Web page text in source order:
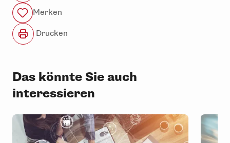
Merken
Drucken
Das könnte Sie auch
interessieren